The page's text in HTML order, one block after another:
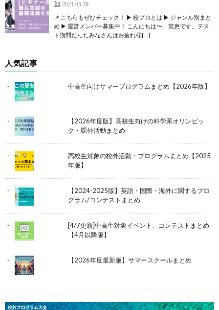
2021.05.29
📌 こちらもぜひチェック！ ▶ 校プロとは ▶ ジャンル別まと
め ▶ 運営メンバー募集中！ こんにちは〜。英恵です。テス
ト期間だったみなさんはお疲れ様[…]
人気記事
中高生向けサマープログラムまとめ【2026年版】
【2026年度版】高校生向けの科学系オリンピッ
ク・課外活動まとめ
高校生対象の校外活動・プログラムまとめ【2025
年版】
【2024-2025版】英語・国際・海外に関するプロ
グラム/コンテストまとめ
[4/7更新]中高生対象イベント、コンテストまとめ
【4月以降版】
【2026年度最新版】サマースクールまとめ